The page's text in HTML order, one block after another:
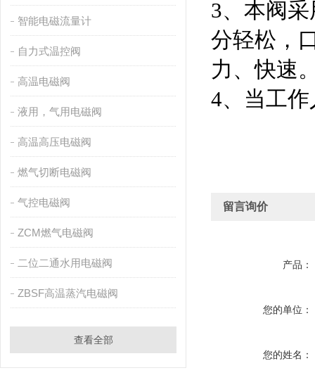
智能电磁流量计
自力式温控阀
高温电磁阀
液用，气用电磁阀
高温高压电磁阀
燃气切断电磁阀
气控电磁阀
ZCM燃气电磁阀
二位二通水用电磁阀
ZBSF高温蒸汽电磁阀
查看全部
3、本阀
分轻松，
力、快速
4、当工
留言询价
产品：
您的单位：
您的姓名：